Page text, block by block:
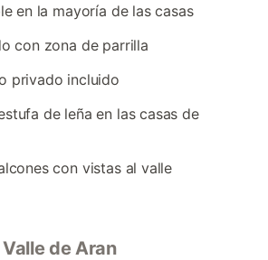
en la mayoría de las casas
con zona de parrilla
privado incluido
de leña en las casas de
con vistas al valle
de Aran